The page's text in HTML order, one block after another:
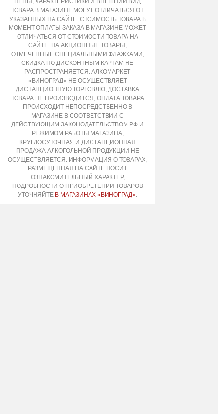
ТОВАРА В МАГАЗИНЕ МОГУТ ОТЛИЧАТЬСЯ ОТ
УКАЗАННЫХ НА САЙТЕ. СТОИМОСТЬ ТОВАРА В
МОМЕНТ ОПЛАТЫ ЗАКАЗА В МАГАЗИНЕ МОЖЕТ
ОТЛИЧАТЬСЯ ОТ СТОИМОСТИ ТОВАРА НА
САЙТЕ. НА АКЦИОННЫЕ ТОВАРЫ,
ОТМЕЧЕННЫЕ СПЕЦИАЛЬНЫМИ ФЛАЖКАМИ,
СКИДКА ПО ДИСКОНТНЫМ КАРТАМ НЕ
РАСПРОСТРАНЯЕТСЯ. АЛКОМАРКЕТ
«ВИНОГРАД» НЕ ОСУЩЕСТВЛЯЕТ
ДИСТАНЦИОННУЮ ТОРГОВЛЮ, ДОСТАВКА
ТОВАРА НЕ ПРОИЗВОДИТСЯ, ОПЛАТА ТОВАРА
ПРОИСХОДИТ НЕПОСРЕДСТВЕННО В
МАГАЗИНЕ В СООТВЕТСТВИИ С
ДЕЙСТВУЮЩИМ ЗАКОНОДАТЕЛЬСТВОМ РФ И
РЕЖИМОМ РАБОТЫ МАГАЗИНА,
КРУГЛОСУТОЧНАЯ И ДИСТАНЦИОННАЯ
ПРОДАЖА АЛКОГОЛЬНОЙ ПРОДУКЦИИ НЕ
ОСУЩЕСТВЛЯЕТСЯ. ИНФОРМАЦИЯ О ТОВАРАХ,
РАЗМЕЩЕННАЯ НА САЙТЕ НОСИТ
ОЗНАКОМИТЕЛЬНЫЙ ХАРАКТЕР,
ПОДРОБНОСТИ О ПРИОБРЕТЕНИИ ТОВАРОВ
УТОЧНЯЙТЕ В МАГАЗИНАХ «ВИНОГРАД».